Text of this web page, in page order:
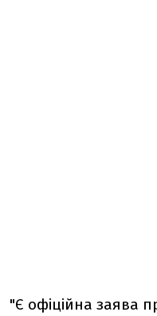
"Є офіційна заява